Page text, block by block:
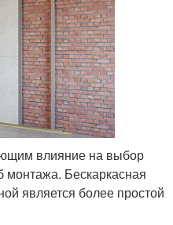
влияние на выбор
монтажа. Бескаркасная
является более простой